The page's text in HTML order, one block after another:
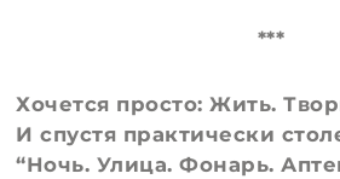
***
Хочется просто: Жить.
И спустя практически
“Ночь. Улица. Фонарь.